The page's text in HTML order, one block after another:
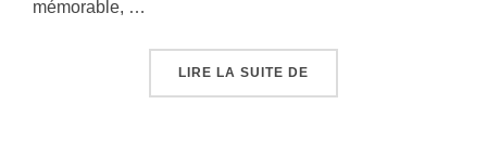
mémorable, …
LIRE LA SUITE DE